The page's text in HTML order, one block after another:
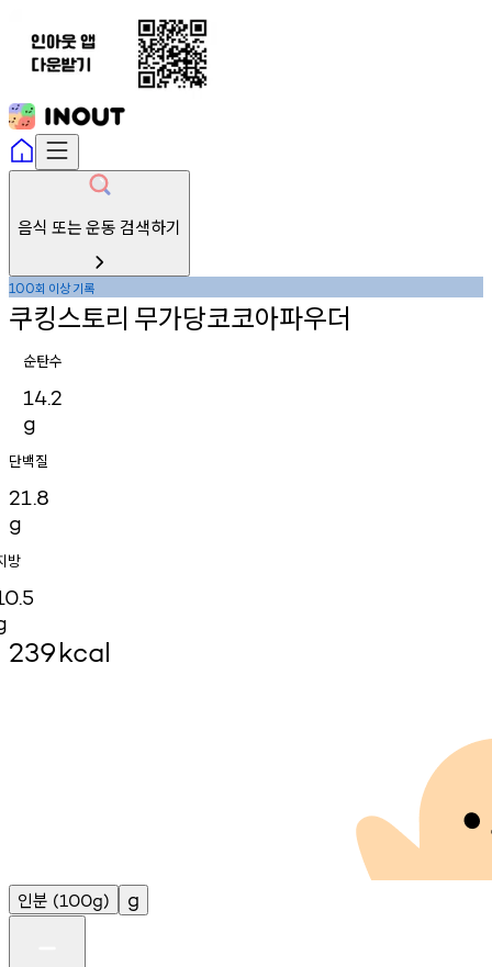
음식 또는 운동 검색하기
100회 이상기록
쿠킹스토리 무가당코코아파우더
순탄수
14.2
g
단백질
21.8
g
방
239kcal
인분 (100g) g